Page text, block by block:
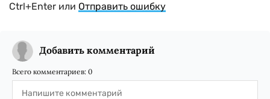
Ctrl+Enter или Отправить ошибку
Добавить комментарий
Всего комментариев: 0